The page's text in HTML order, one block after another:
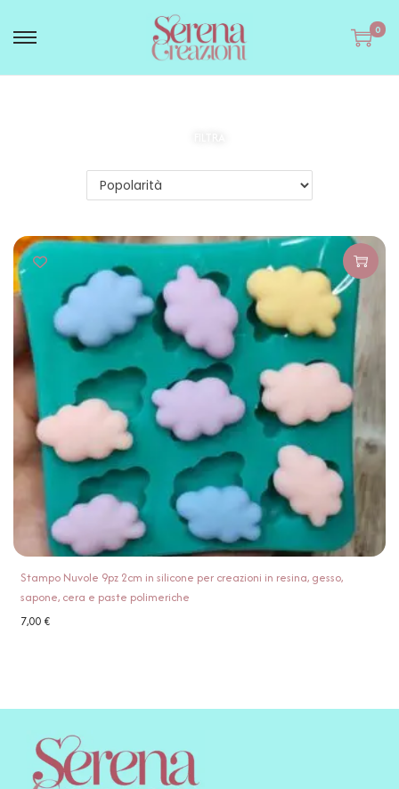
0
Stampo Nuvole 9pz 2cm in silicone per creazioni in resina, gesso,
sapone, cera e paste polimeriche
7,00€